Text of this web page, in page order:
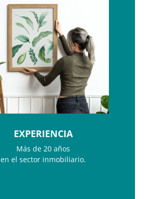
EXPERIENCIA
Más de 20 años
en el sector inmobiliario.